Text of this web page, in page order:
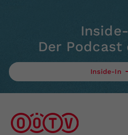
Der Podcast
Inside-In